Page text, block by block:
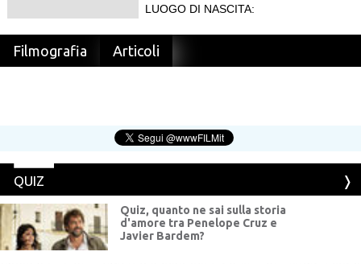
LUOGO DI NASCITA:
Filmografia Articoli
QUIZ
Quiz, quanto ne sai sulla storia
d'amore tra Penelope Cruz e
Javier Bardem?